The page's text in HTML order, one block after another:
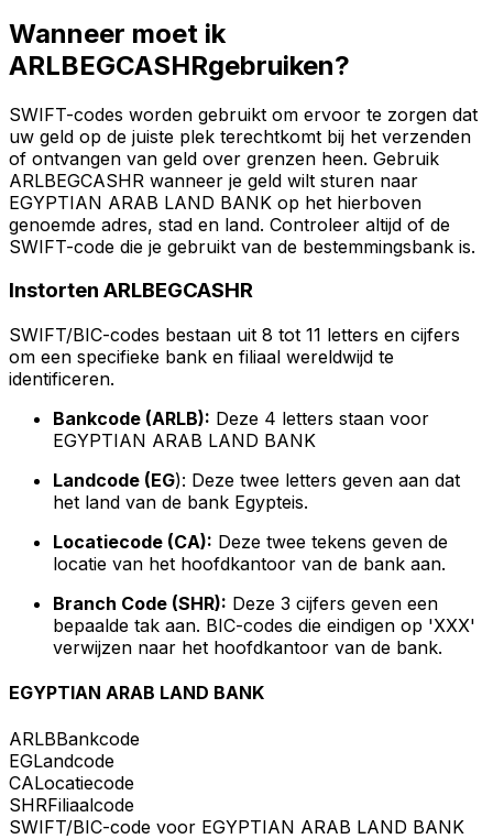
Wanneer moet ik
ARLBEGCASHRgebruiken?
SWIFT-codes worden gebruikt om ervoor te zorgen dat
uw geld op de juiste plek terechtkomt bij het verzenden
of ontvangen van geld over grenzen heen. Gebruik
ARLBEGCASHR wanneer je geld wilt sturen naar
EGYPTIAN ARAB LAND BANK op het hierboven
genoemde adres, stad en land. Controleer altijd of de
SWIFT-code die je gebruikt van de bestemmingsbank is.
Instorten ARLBEGCASHR
SWIFT/BIC-codes bestaan uit 8 tot 11 letters en cijfers
om een specifieke bank en filiaal wereldwijd te
identificeren.
Bankcode (ARLB): Deze 4 letters staan voor
EGYPTIAN ARAB LAND BANK
Landcode (EG): Deze twee letters geven aan dat
het land van de bank Egypteis.
Locatiecode (CA): Deze twee tekens geven de
locatie van het hoofdkantoor van de bank aan.
Branch Code (SHR): Deze 3 cijfers geven een
bepaalde tak aan. BIC-codes die eindigen op 'XXX'
verwijzen naar het hoofdkantoor van de bank.
EGYPTIAN ARAB LAND BANK
ARLBBankcode
EGLandcode
CALocatiecode
SHRFiliaalcode
SWIFT/BIC-code voor EGYPTIAN ARAB LAND BANK